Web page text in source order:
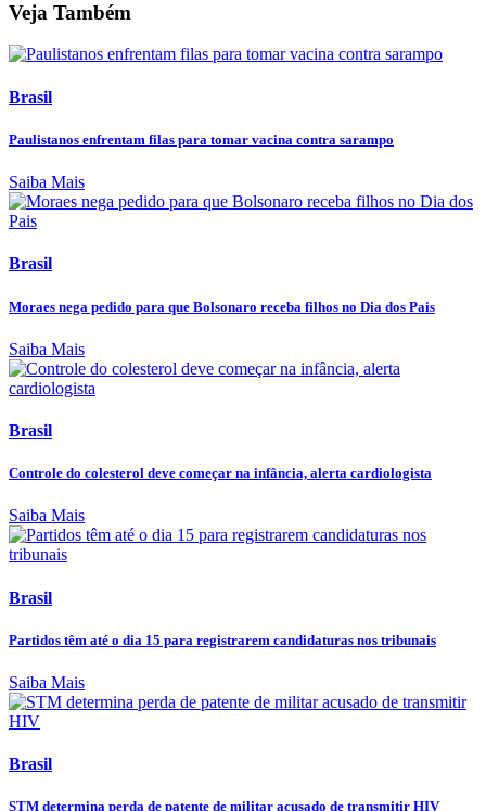
Veja Também
Brasil
Paulistanos enfrentam filas para tomar vacina contra sarampo
Saiba Mais
Brasil
Moraes nega pedido para que Bolsonaro receba filhos no Dia dos Pais
Saiba Mais
Brasil
Controle do colesterol deve começar na infância, alerta cardiologista
Saiba Mais
Brasil
Partidos têm até o dia 15 para registrarem candidaturas nos tribunais
Saiba Mais
Brasil
STM determina perda de patente de militar acusado de transmitir HIV